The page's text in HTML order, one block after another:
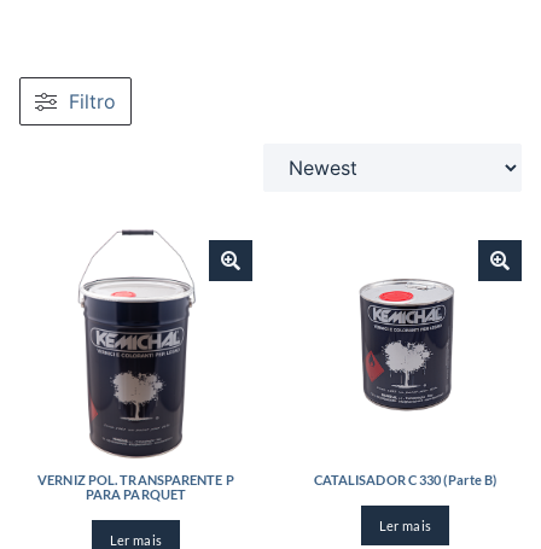
Filtro
VERNIZ POL. TRANSPARENTE P
PARA PARQUET
Ler mais
CATALISADOR C 330 (Parte B)
Ler mais